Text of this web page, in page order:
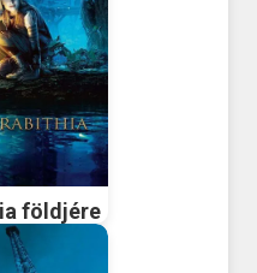
földjére